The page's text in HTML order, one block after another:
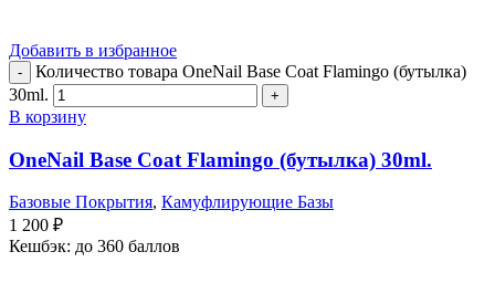
Добавить в избранное
Количество товара OneNail Base Coat Flamingo (бутылка)
30ml.
В корзину
OneNail Base Coat Flamingo (бутылка) 30ml.
Базовые Покрытия, Камуфлирующие Базы
1 200 ₽
Кешбэк: до 360 баллов